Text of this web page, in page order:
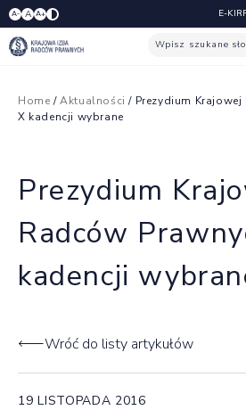
A- A A+ E-
Wpisz szukane
Home /Aktualności / Prezydium Krajowej
X kadencji wybrane
Prezydium
Radców
kadencji
Wróć do listy artykułów
19 LISTOPADA 2016